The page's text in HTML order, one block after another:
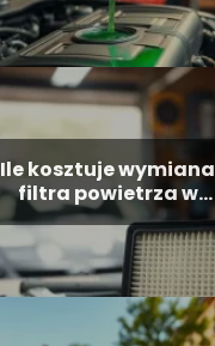
porady
Ile kosztuje wymiana
filtra powietrza w
samochodzie?